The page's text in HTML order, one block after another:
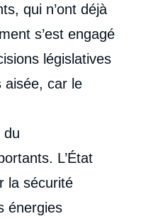
qui n’ont déjà
s’est engagé
législatives
aisée, car le
du
L’État
la sécurité
énergies